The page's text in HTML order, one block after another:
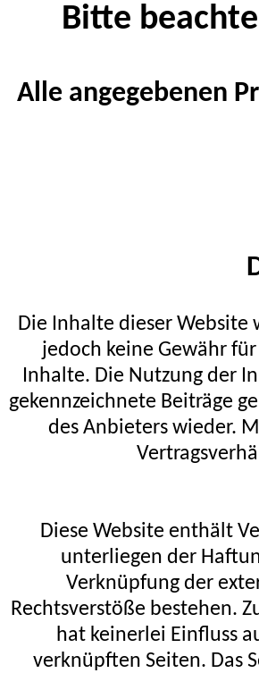
Bitte
Alle angegebenen
Die Inhalte dieser
jedoch keine Gewähr
Inhalte. Die Nutzung der
gekennzeichnete Beiträge
des Anbieters wieder.
Diese Website enthält
unterliegen der
Verknüpfung der
Rechtsverstöße bestehen.
hat keinerlei Einfluss
verknüpften Seiten. Das